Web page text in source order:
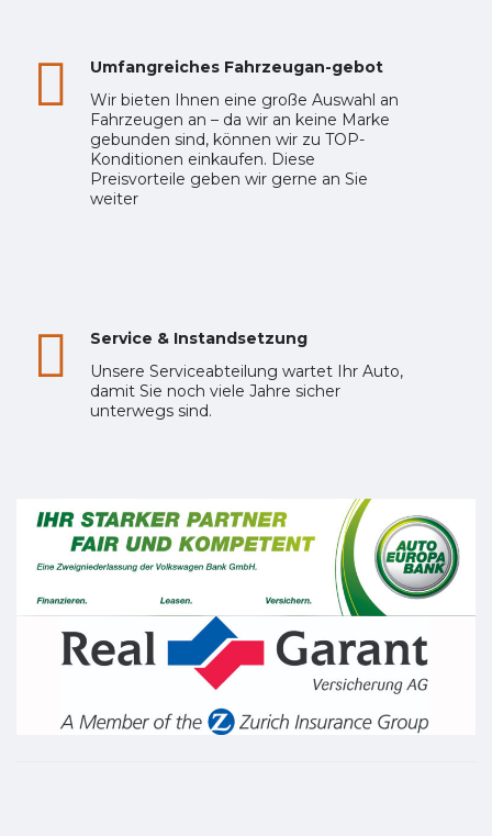
Umfangreiches Fahrzeugan-gebot
Wir bieten Ihnen eine große Auswahl an
Fahrzeugen an – da wir an keine Marke
gebunden sind, können wir zu TOP-
Konditionen einkaufen. Diese
Preisvorteile geben wir gerne an Sie
weiter
Service & Instandsetzung
Unsere Serviceabteilung wartet Ihr Auto,
damit Sie noch viele Jahre sicher
unterwegs sind.